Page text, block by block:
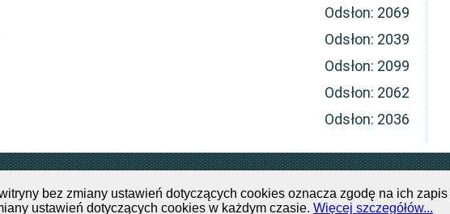
Odsłon: 2069
Odsłon: 2039
Odsłon: 2099
Odsłon: 2062
Odsłon: 2036
Biblioteka Publiczna w Parczewie,ul. 11 Listopada 62, tel: +48 833 551 244
bez zmiany ustawień dotyczących cookies oznacza zgodę na ich
ustawień dotyczących cookies w każdym czasie. Więcej szczegółów...